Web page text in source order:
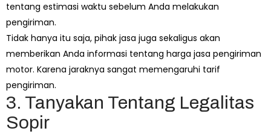
tentang estimasi waktu sebelum Anda melakukan
pengiriman.
Tidak hanya itu saja, pihak jasa juga sekaligus akan
memberikan Anda informasi tentang harga jasa pengiriman
motor. Karena jaraknya sangat memengaruhi tarif
pengiriman.
3. Tanyakan Tentang Legalitas
Sopir